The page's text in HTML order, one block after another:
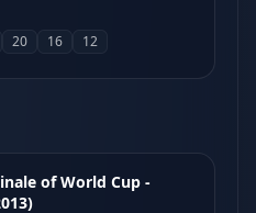
20 16 12
of World Cup -